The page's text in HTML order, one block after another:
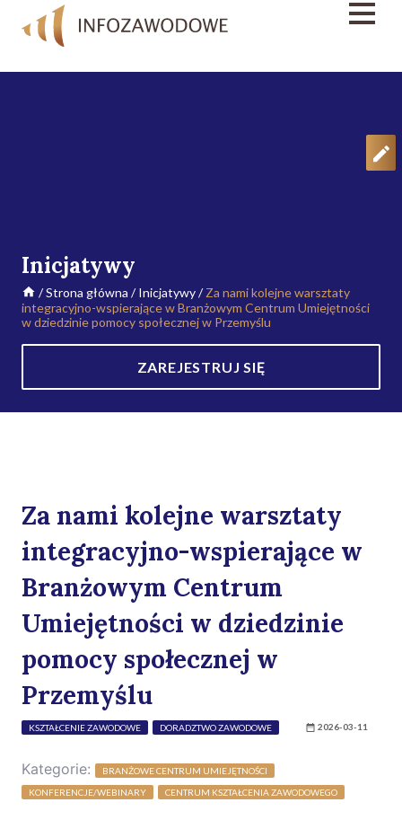
Inicjatywy
/Strona główna /Inicjatywy/Za nami kolejne warsztaty
integracyjno-wspierające w Branżowym Centrum Umiejętności
w dziedzinie pomocy społecznej w Przemyślu
ZAREJESTRUJ SIĘ
Za nami kolejne warsztaty
integracyjno-wspierające w
Branżowym Centrum
Umiejętności w dziedzinie
pomocy społecznej w
Przemyślu
KSZTAŁCENIE ZAWODOWE DORADZTWO ZAWODOWE 2026-03-11
Kategorie:
BRANŻOWE CENTRUM UMIEJĘTNOŚCI
KONFERENCJE/WEBINARY
CENTRUM KSZTAŁCENIA ZAWODOWEGO